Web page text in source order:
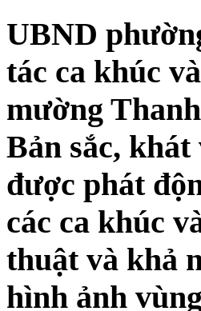
UBND
tác ca khúc
mường
Bản sắc,
được phát
các ca khúc
thuật và khả
hình ảnh